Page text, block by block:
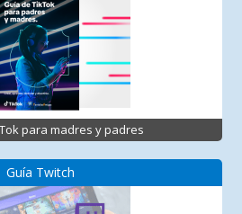
para madres y padres
Guía Twitch